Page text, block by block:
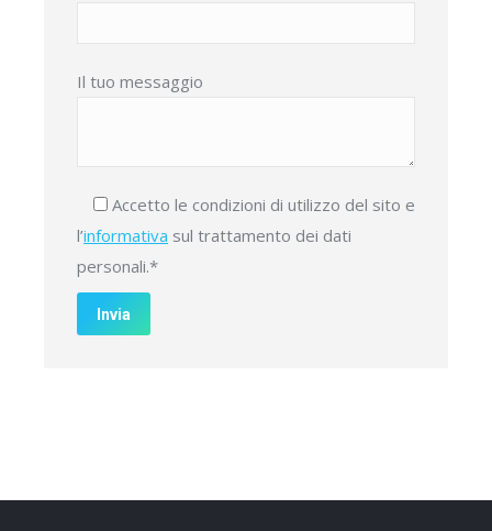
Il tuo messaggio
Accetto le condizioni di utilizzo del sito e
l’informativa sul trattamento dei dati
personali.*